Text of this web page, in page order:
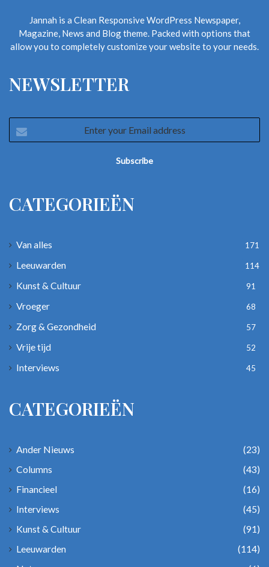
Jannah is a Clean Responsive WordPress Newspaper,
Magazine, News and Blog theme. Packed with options that
allow you to completely customize your website to your needs.
NEWSLETTER
your
CATEGORIEËN
Van alles 171
Leeuwarden 114
Kunst & Cultuur 91
Vroeger 68
Zorg & Gezondheid 57
Vrije tijd 52
Interviews 45
CATEGORIEËN
Ander Nieuws
(23)
Columns
(43)
Financieel
(16)
Interviews
(45)
Kunst & Cultuur
(91)
Leeuwarden
(114)